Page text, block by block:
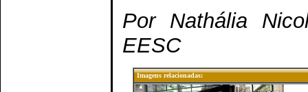
Por Nathália
EESC
Imagens relacionadas: